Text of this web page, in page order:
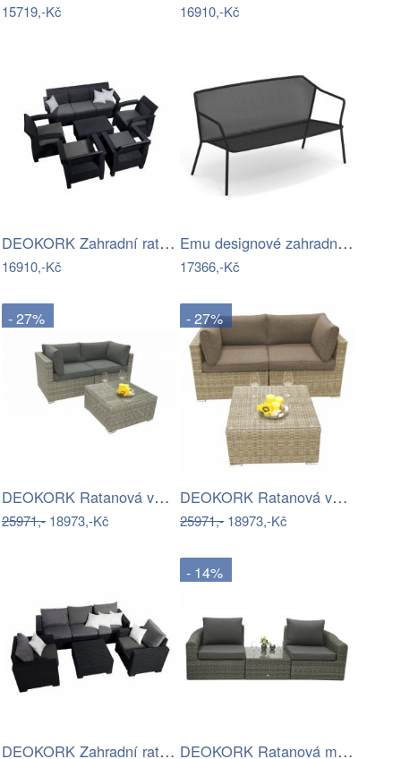
15719,-Kč 16910,-Kč
DEOKORK Zahradní ratanová sestava…
16910,-Kč
Emu designové zahradní sedačky Darwin…
17366,-Kč
- 27%
DEOKORK Ratanová variabilní sestava…
25971,- 18973,-Kč
- 27%
DEOKORK Ratanová variabilní sestava…
25971,-18973,-Kč
DEOKORK Zahradní ratanová sestava…
- 14%
DEOKORK Ratanová modulová sestava…